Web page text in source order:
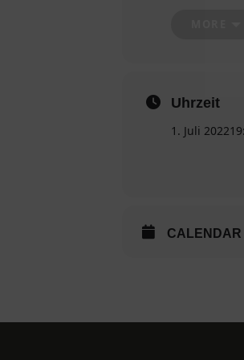
[av_button
id=''
Uhrzeit
1. Juli 2022
CALENDAR